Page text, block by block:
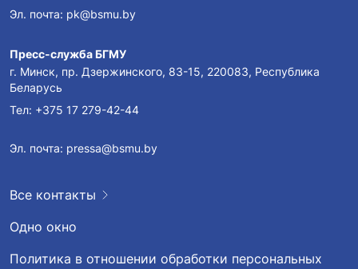
Эл. почта: pk@bsmu.by
Пресс-служба БГМУ
г. Минск, пр. Дзержинского, 83-15, 220083, Республика
Беларусь
Тел: +375 17 279-42-44
Эл. почта: pressa@bsmu.by
Все контакты
Одно окно
Политика в отношении обработки персональных